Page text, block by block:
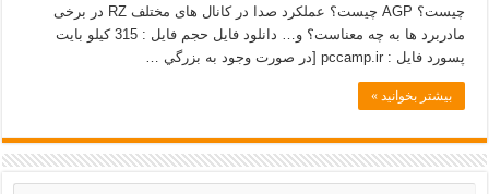
چیست؟ AGP چیست؟ عملکرد صدا در کانال های مختلف RZ در برخی
مادربرد ها به چه معناست؟ و… دانلود فایل حجم فایل : 315 کیلو بايت
پسورد فایل : pccamp.ir [در صورت وجود به بزرگي …
بیشتر بخوانید »